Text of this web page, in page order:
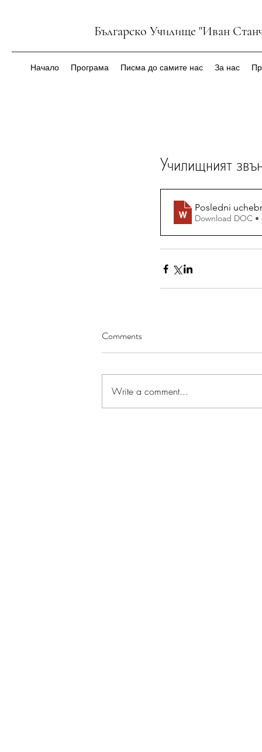
Българско Училище "Иван
Начало Програма Писма до самите нас За нас
Училищният
Posledni
Download DOC •
Comments
Write a comment...